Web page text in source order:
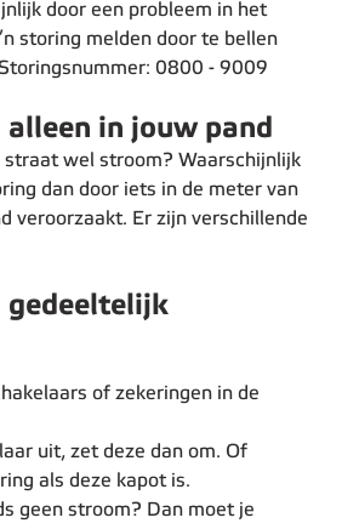
door een probleem in het
storing melden door te bellen
0800 - 9009
alleen in jouw pand
straat wel stroom? Waarschijnlijk
dan door iets in de meter van
veroorzaakt. Er zijn verschillende
gedeeltelijk
of zekeringen in de
uit, zet deze dan om. Of
als deze kapot is.
geen stroom? Dan moet je